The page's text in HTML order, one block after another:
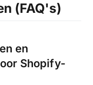
(FAQ's)
en
Shopify-